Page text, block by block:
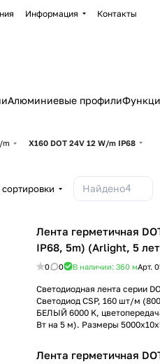
Информация Контакты
Алюминиевые профили
m X160 DOT 24V 12 W/m IP68
Найдено4
Лента герметичная
IP68, 5m) (Arlight, 5
0 0 В наличии: 360 мАрт.
Светодиодная лента серии
Светодиод CSP, 160 шт/м
БЕЛЫЙ 6000 K,
Вт на 5 м). Размеры
Лента герметичная